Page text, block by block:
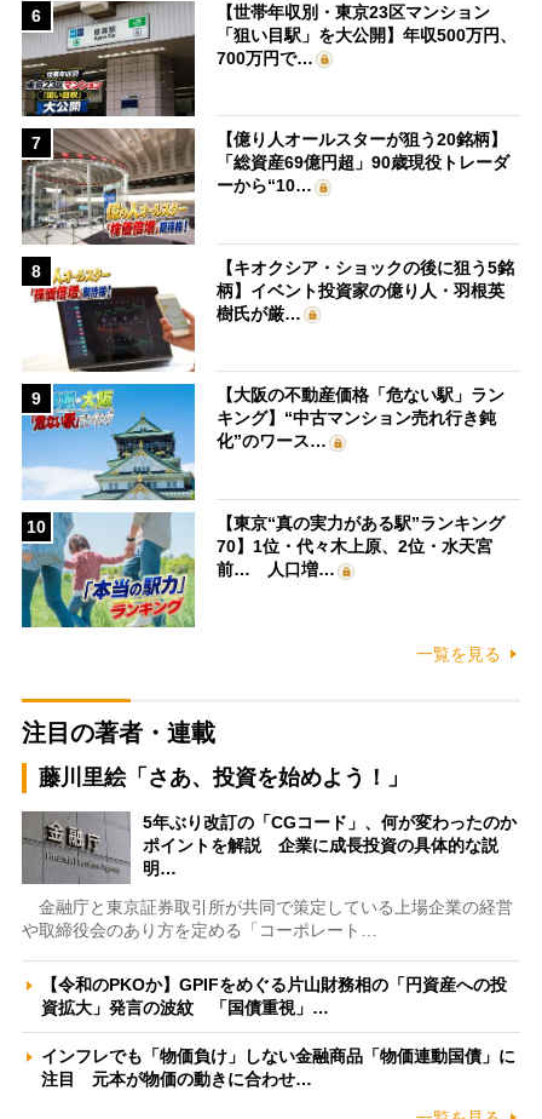
6
【世帯年収別・東京23区マンション
「狙い目駅」を大公開】年収500万円、
700万円で…
7
【億り人オールスターが狙う20銘柄】
「総資産69億円超」90歳現役トレーダ
ーから“10…
8
【キオクシア・ショックの後に狙う5銘
柄】イベント投資家の億り人・羽根英
樹氏が厳…
9
【大阪の不動産価格「危ない駅」ラン
キング】“中古マンション売れ行き鈍
化”のワース…
10
【東京“真の実力がある駅”ランキング
70】1位・代々木上原、2位・水天宮
前… 人口増…
一覧を見る
注目の著者・連載
藤川里絵「さあ、投資を始めよう！」
5年ぶり改訂の「CGコード」、何が変わったのか
ポイントを解説 企業に成長投資の具体的な説
明…
金融庁と東京証券取引所が共同で策定している上場企業の経営
や取締役会のあり方を定める「コーポレート…
【令和のPKOか】GPIFをめぐる片山財務相の「円資産への投
資拡大」発言の波紋 「国債重視」…
インフレでも「物価負け」しない金融商品「物価連動国債」に
注目 元本が物価の動きに合わせ…